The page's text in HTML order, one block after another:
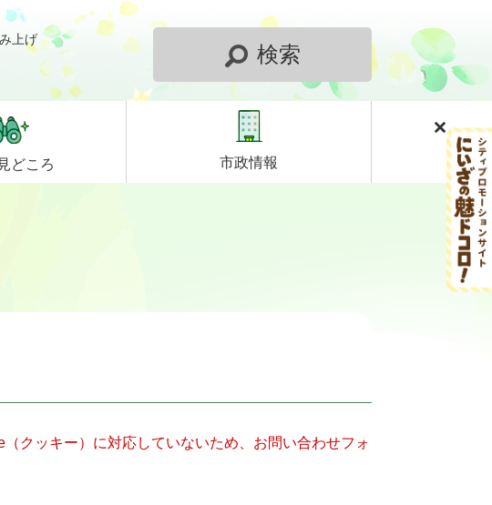
上げ
検索
見どころ 市政情報
クッキー）に対応していないため、お問い合わせフォ